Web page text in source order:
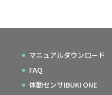
マニュアルダウンロード
FAQ
体動センサIBUKI ONE